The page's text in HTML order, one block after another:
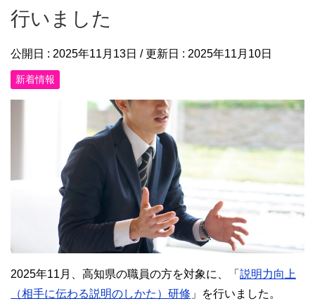
行いました
公開日 : 2025年11月13日 / 更新日 : 2025年11月10日
新着情報
2025年11月、高知県の職員の方を対象に、「 説明力向上
（相手に伝わる説明のしかた）研修 」を行いました。